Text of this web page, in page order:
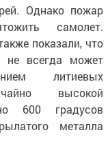
Однако пожар
самолет.
показали, что
не всегда может
литиевых
высокой
600 градусов
металла